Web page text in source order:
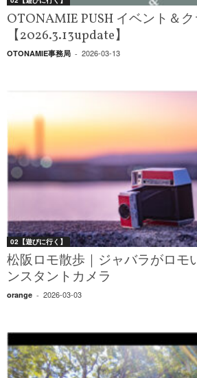
OTONAMIE PUSH イベント＆
【2026.3.13update】
OTONAMIE事務局 - 2026-03-13
02【遊びに行く】
松阪ロモ散歩｜ジャバラがロモ
ンスタントカメラ
orange - 2026-03-03